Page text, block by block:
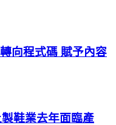
向程式碼 賦予內容
鞋業去年面臨產